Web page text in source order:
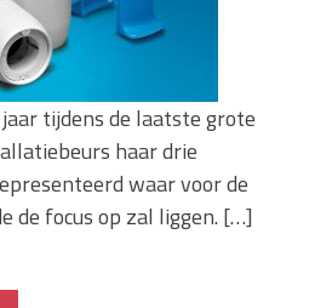
tijdens de laatste grote
haar drie
waar voor de
de focus op zal liggen. […]